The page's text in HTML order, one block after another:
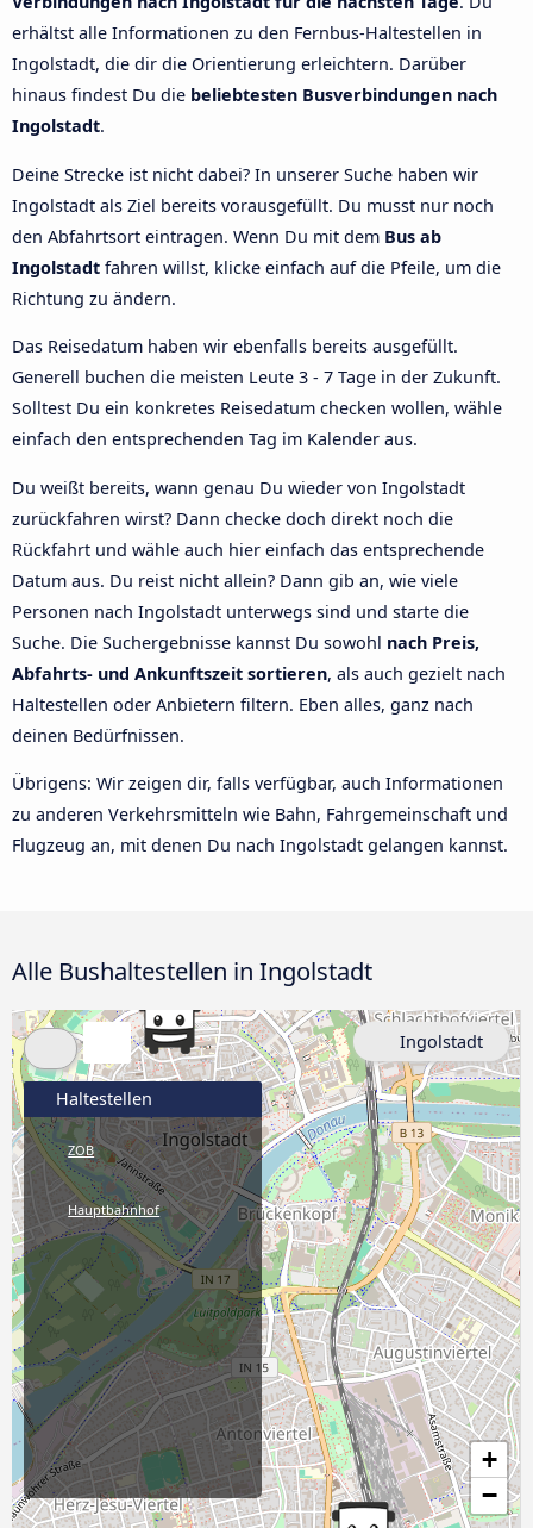
erhältst alle Informationen zu den Fernbus-Haltestellen in
Ingolstadt, die dir die Orientierung erleichtern. Darüber
hinaus findest Du die beliebtesten Busverbindungen nach
Ingolstadt.
Deine Strecke ist nicht dabei? In unserer Suche haben wir
Ingolstadt als Ziel bereits vorausgefüllt. Du musst nur noch
den Abfahrtsort eintragen. Wenn Du mit dem Bus ab
Ingolstadt fahren willst, klicke einfach auf die Pfeile, um die
Richtung zu ändern.
Das Reisedatum haben wir ebenfalls bereits ausgefüllt.
Generell buchen die meisten Leute 3 - 7 Tage in der Zukunft.
Solltest Du ein konkretes Reisedatum checken wollen, wähle
einfach den entsprechenden Tag im Kalender aus.
Du weißt bereits, wann genau Du wieder von Ingolstadt
zurückfahren wirst? Dann checke doch direkt noch die
Rückfahrt und wähle auch hier einfach das entsprechende
Datum aus. Du reist nicht allein? Dann gib an, wie viele
Personen nach Ingolstadt unterwegs sind und starte die
Suche. Die Suchergebnisse kannst Du sowohl nach Preis,
Abfahrts- und Ankunftszeit sortieren, als auch gezielt nach
Haltestellen oder Anbietern filtern. Eben alles, ganz nach
deinen Bedürfnissen.
Übrigens: Wir zeigen dir, falls verfügbar, auch Informationen
zu anderen Verkehrsmitteln wie Bahn, Fahrgemeinschaft und
Flugzeug an, mit denen Du nach Ingolstadt gelangen kannst.
Alle Bushaltestellen in Ingolstadt
+
−
Haltestellen
ZOB
Hauptbahnhof
Ingolstadt